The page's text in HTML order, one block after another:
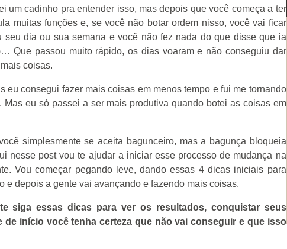
um cadinho pra entender isso, mas depois que você começa a ter
muitas funções e, se você não botar ordem nisso, você vai ficar
seu dia ou sua semana e você não fez nada do que disse que ia
Que passou muito rápido, os dias voaram e não conseguiu dar
coisas.
eu consegui fazer mais coisas em menos tempo e fui me tornando
Mas eu só passei a ser mais produtiva quando botei as coisas em
simplesmente se aceita bagunceiro, mas a bagunça bloqueia
nesse post vou te ajudar a iniciar esse processo de mudança na
Vou começar pegando leve, dando essas 4 dicas iniciais para
e depois a gente vai avançando e fazendo mais coisas.
siga essas dicas para ver os resultados, conquistar seus
de início você tenha certeza que não vai conseguir e que isso